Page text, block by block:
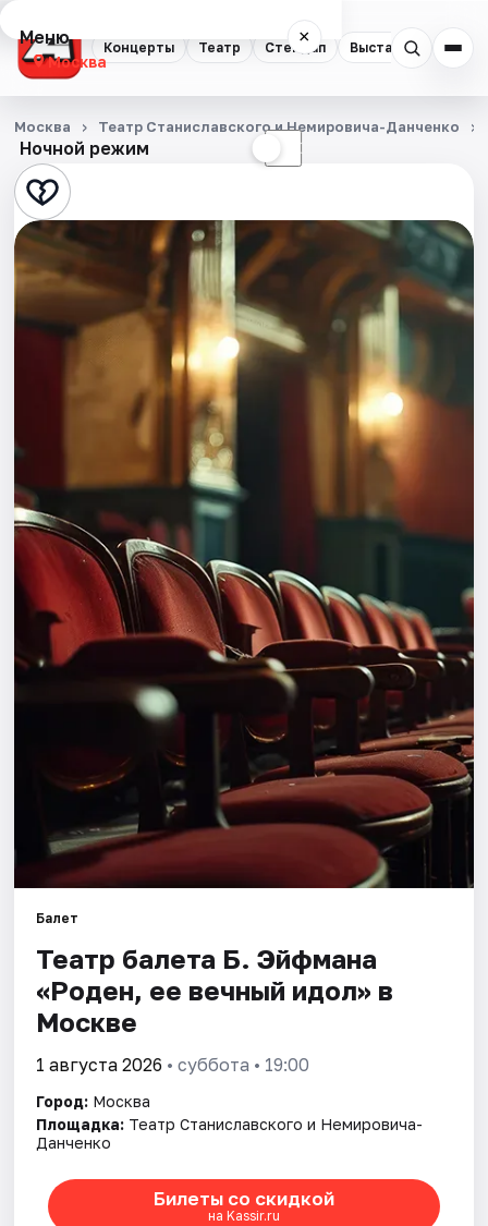
Концерты Театр Стендап Выставки
Меню ×
Москва
Концерты
Театр
Стендап
Выставки
Квесты
Города
Площадки
Артисты
Ночной режим ☾
Москва Театр Станиславского и Немировича-Данченко
Балет
Театр балета Б. Эйфмана
«Роден, ее вечный идол» в
Москве
1 августа 2026 • суббота • 19:00
Город: Москва
Площадка: Театр Станиславского и Немировича-
Данченко
Билеты со скидкой
на Kassir.ru